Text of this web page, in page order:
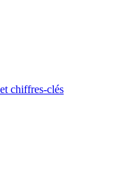
chiffres-clés